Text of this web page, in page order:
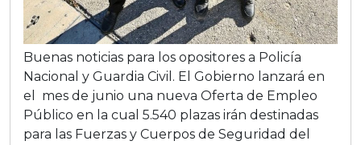
Buenas noticias para los opositores a Policía
Nacional y Guardia Civil. El Gobierno lanzará en
el mes de junio una nueva Oferta de Empleo
Público en la cual 5.540 plazas irán destinadas
para las Fuerzas y Cuerpos de Seguridad del